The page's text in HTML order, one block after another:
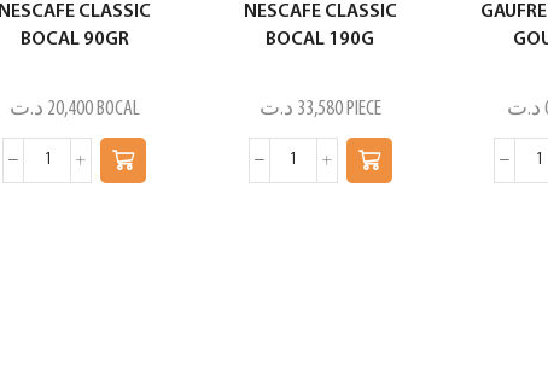
NESCAFE CLASSIC
BOCAL 90GR
20,400 د.ت BOCAL
NESCAFE CLASSIC
BOCAL 190G
33,580 د.ت PIECE د.ت